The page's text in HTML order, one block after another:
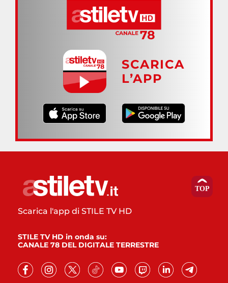
SCARICA
L’APP
Scarica l'app di STILE TV HD
STILE TV HD in onda su:
CANALE 78 DEL DIGITALE TERRESTRE